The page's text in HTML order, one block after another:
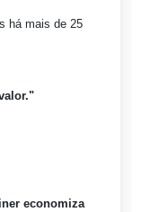
há mais de 25
economiza